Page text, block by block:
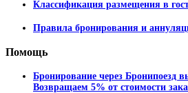
Классификация размещения в
Правила бронирования и
Помощь
Бронирование через Бронипоезд
Возвращаем 5% от стоимости